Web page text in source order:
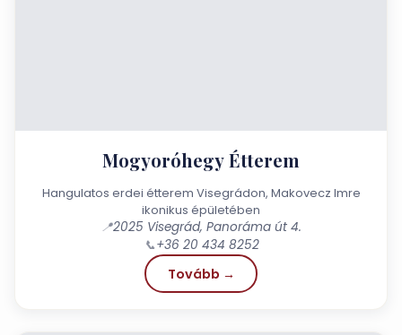
Mogyoróhegy Étterem
Hangulatos erdei étterem Visegrádon, Makovecz Imre
ikonikus épületében
📍2025 Visegrád, Panoráma út 4.
📞+36 20 434 8252
Tovább →